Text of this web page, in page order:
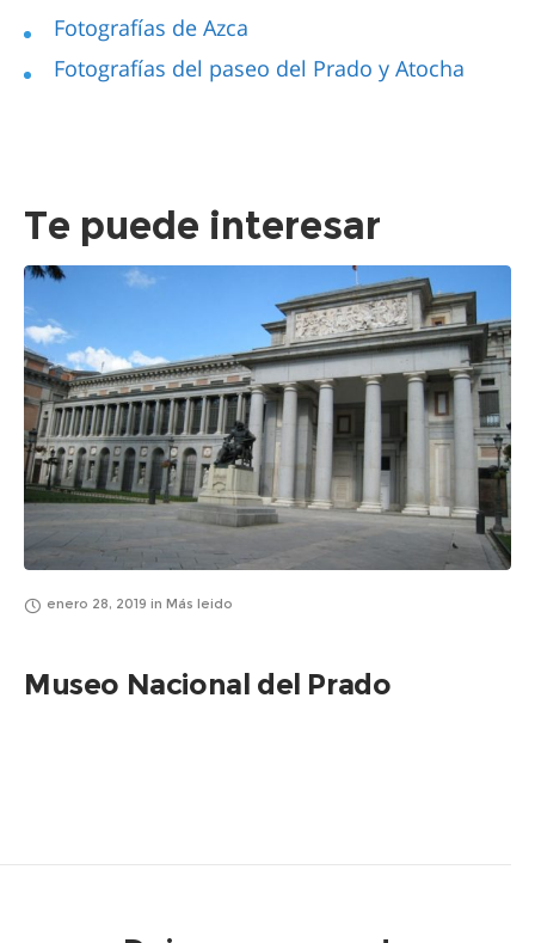
Fotografías de Azca
Fotografías del paseo del Prado y Atocha
Te puede interesar
enero 28, 2019 in Más leido
Museo Nacional del Prado